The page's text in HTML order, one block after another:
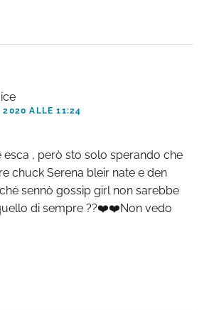
2020 ALLE 11:24
esca , però sto solo sperando che
chuck Serena bleir nate e den
sennò gossip girl non sarebbe
di sempre ??❤️❤️Non vedo